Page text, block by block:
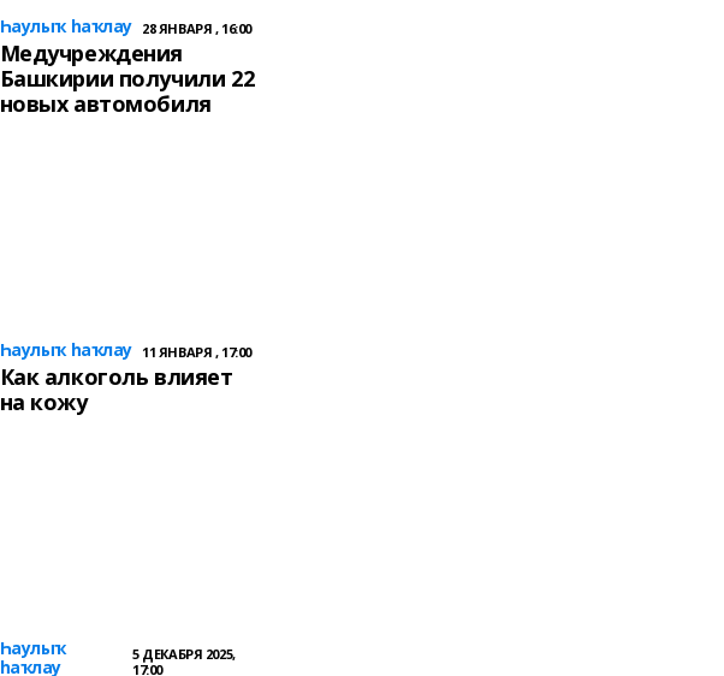
Һаулыҡ һаҡлау 28 ЯНВАРЯ , 16:00
Медучреждения
Башкирии получили 22
новых автомобиля
Һаулыҡ һаҡлау 11 ЯНВАРЯ , 17:00
Как алкоголь влияет
на кожу
Һаулыҡ
һаҡлау
5 ДЕКАБРЯ 2025,
17:00